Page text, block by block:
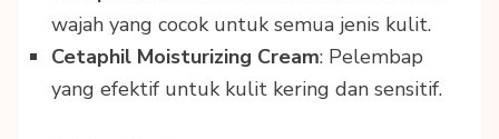
wajah yang cocok untuk semua jenis kulit.
Cetaphil Moisturizing Cream: Pelembap
yang efektif untuk kulit kering dan sensitif.